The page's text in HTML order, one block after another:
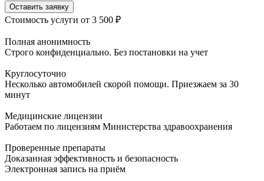
Оставить заявку
Стоимость услуги от 3 500 ₽
Полная анонимность
Строго конфиденциально. Без постановки на учет
Круглосуточно
Несколько автомобилей скорой помощи. Приезжаем за 30
минут
Медицинские лицензии
Работаем по лицензиям Министерства здравоохранения
Проверенные препараты
Доказанная эффективность и безопасность
Электронная запись на приём